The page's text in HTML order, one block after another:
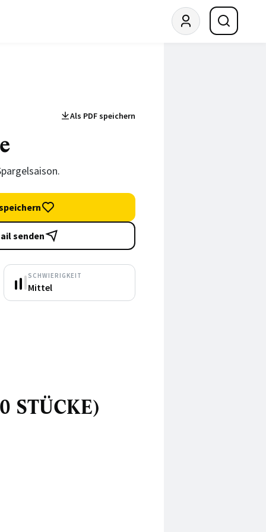
Als PDF speichern
senden
SCHWIERIGKEIT
Mittel
STÜCKE)